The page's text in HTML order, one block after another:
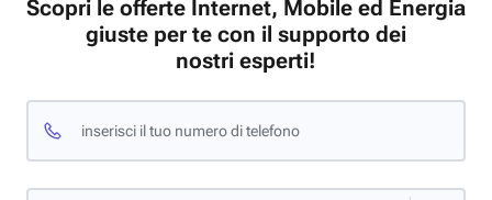
Scopri le offerte Internet, Mobile ed Energia
giuste per te con il supporto dei
nostri esperti!
inserisci il tuo numero di telefono